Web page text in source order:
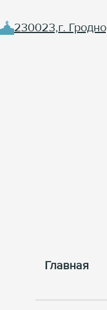
230023,г.
Главная